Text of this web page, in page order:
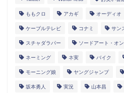
ももクロ アカギ オーディオ
ケーブルテレビ コナミ サン
スチャダラパー ソードアート・オ
ネーミング ネ実 バイク
モーニング娘 ヤングジャンプ
坂本勇人 実況 山本昌